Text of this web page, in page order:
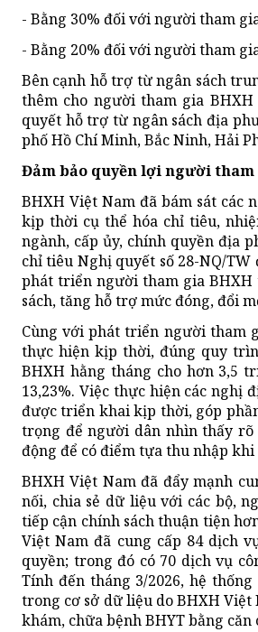
- Bằng 30% đối với người tham
- Bằng 20% đối với người tham
Bên cạnh hỗ trợ từ ngân sách
thêm cho người tham gia
quyết hỗ trợ từ ngân sách địa
phố Hồ Chí Minh, Bắc Ninh, Hải
Đảm bảo quyền lợi người
BHXH Việt Nam đã bám sát các
kịp thời cụ thể hóa chỉ tiêu,
ngành, cấp ủy, chính quyền địa
chỉ tiêu Nghị quyết số 28-NQ/
phát triển người tham gia BHXH
sách, tăng hỗ trợ mức đóng, đổi
Cùng với phát triển người tham
thực hiện kịp thời, đúng quy
BHXH hằng tháng cho hơn 3,5
13,23%. Việc thực hiện các nghị
được triển khai kịp thời, góp
trọng để người dân nhìn thấy
động để có điểm tựa thu nhập khi
BHXH Việt Nam đã đẩy mạnh
nối, chia sẻ dữ liệu với các bộ,
tiếp cận chính sách thuận tiện
Việt Nam đã cung cấp 84 dịch
quyền; trong đó có 70 dịch vụ
Tính đến tháng 3/2026, hệ
trong cơ sở dữ liệu do BHXH
khám, chữa bệnh BHYT bằng